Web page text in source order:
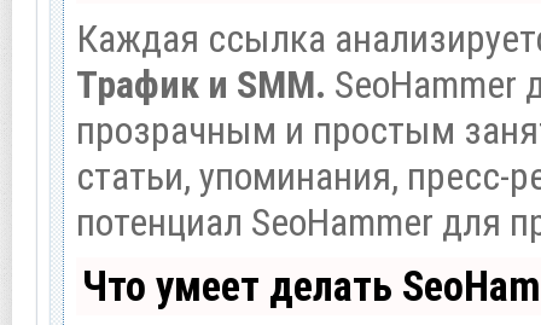
Каждая ссылка
Трафик и SMM. SeoHammer
прозрачным и простым
статьи, упоминания, пресс-
потенциал SeoHammer для
Что умеет делать